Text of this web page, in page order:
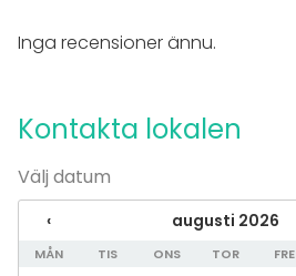
Ramavtal med Statens
Utrustning
Möbler
Spel (brädspel, pingisbord
Whiteboard / Blädderblock
Anteckningsmaterial
Inga recensioner ännu.
Kontakta lokalen
Välj datum
‹ augusti 2026
MÅN TIS ONS TOR FRE